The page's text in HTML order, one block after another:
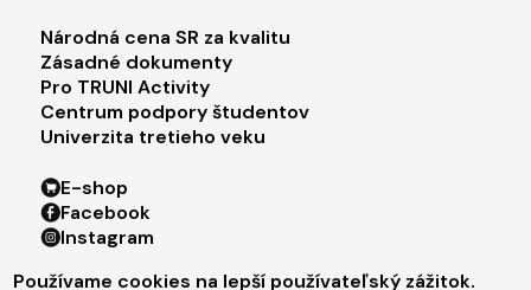
Footer menu 3
Národná cena SR za kvalitu
Zásadné dokumenty
Pro TRUNI Activity
Centrum podpory študentov
Univerzita tretieho veku
Footer menu 4
E-shop
Facebook
Instagram
Používame cookies na lepší používateľský zážitok.